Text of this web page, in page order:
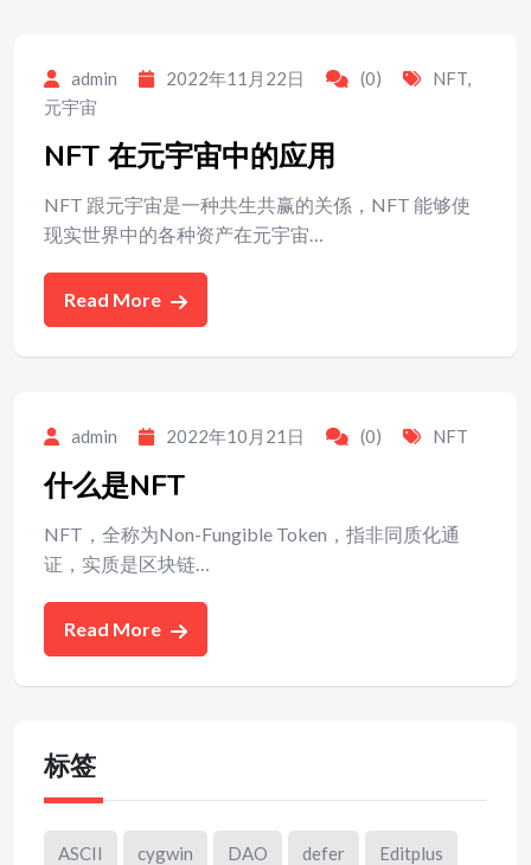
admin 2022年11月22日 (0) NFT,
元宇宙
NFT 在元宇宙中的应用
NFT 跟元宇宙是一种共生共赢的关係，NFT 能够使
现实世界中的各种资产在元宇宙…
Read More
admin 2022年10月21日 (0) NFT
什么是NFT
NFT，全称为Non-Fungible Token，指非同质化通
证，实质是区块链…
Read More
标签
ASCII cygwin DAO defer Editplus